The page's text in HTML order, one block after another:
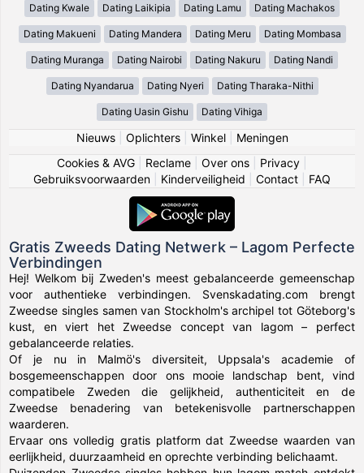
Dating Kwale Dating Laikipia Dating Lamu Dating Machakos
Dating Makueni Dating Mandera Dating Meru Dating Mombasa
Dating Muranga Dating Nairobi Dating Nakuru Dating Nandi
Dating Nyandarua Dating Nyeri Dating Tharaka-Nithi
Dating Uasin Gishu Dating Vihiga
Nieuws| Oplichters| Winkel| Meningen
Cookies & AVG
Reclame Over ons Privacy
Gebruiksvoorwaarden
Kinderveiligheid Contact FAQ
Gratis Zweeds Dating Netwerk – Lagom Perfecte
Verbindingen
Hej! Welkom bij Zweden's meest gebalanceerde gemeenschap
voor authentieke verbindingen. Svenskadating.com brengt
Zweedse singles samen van Stockholm's archipel tot Göteborg's
kust, en viert het Zweedse concept van lagom – perfect
gebalanceerde relaties.
Of je nu in Malmö's diversiteit, Uppsala's academie of
bosgemeenschappen door ons mooie landschap bent, vind
compatibele Zweden die gelijkheid, authenticiteit en de
Zweedse benadering van betekenisvolle partnerschappen
waarderen.
Ervaar ons volledig gratis platform dat Zweedse waarden van
eerlijkheid, duurzaamheid en oprechte verbinding belichaamt.